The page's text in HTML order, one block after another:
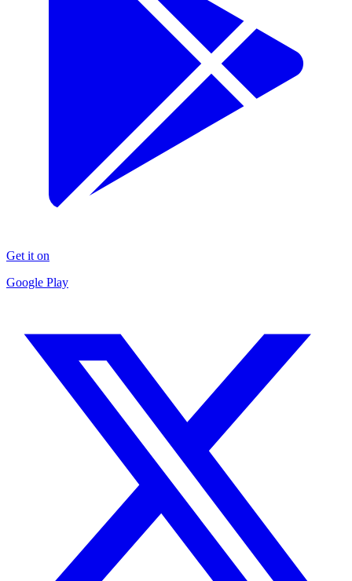
Get it on
Google Play